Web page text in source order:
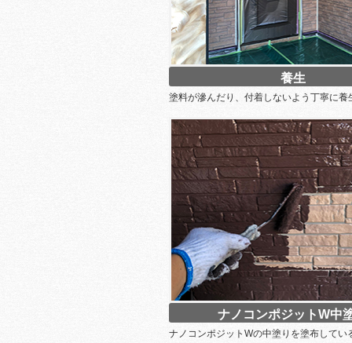
養生
塗料が滲んだり、付着しないよう丁寧に養
ナノコンポジットW中
ナノコンポジットWの中塗りを塗布してい